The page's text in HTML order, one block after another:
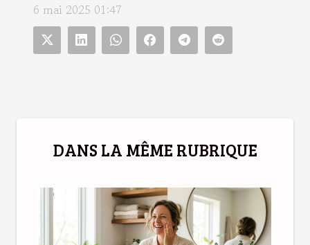
6 mai 2025 01:47
DANS LA MÊME RUBRIQUE